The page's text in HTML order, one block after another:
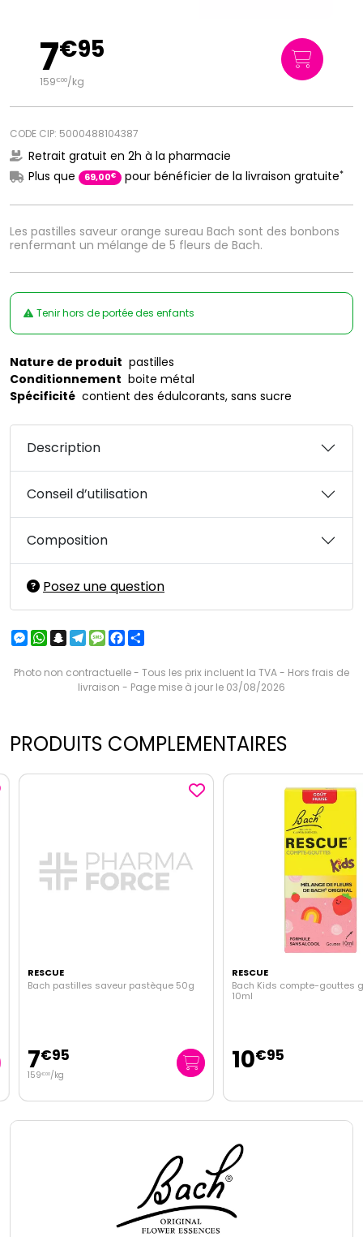
Les pastilles saveur orange sureau Bach sont des bonbons
renfermant un mélange de 5 fleurs de Bach.
7€95
159€00/kg
CODE CIP: 5000488104387
Retrait gratuit en 2h à la pharmacie
Plus que
69,00€ pour bénéficier de la livraison gratuite*
Tenir hors de portée des enfants
Nature de produit pastilles
Conditionnement boite métal
Spécificité contient des édulcorants, sans sucre
Description
Conseil d’utilisation
Composition
Posez une question
Messenger
WhatsApp
Snapchat
Telegram
MessageFacebook
Photo non contractuelle - Tous les prix incluent la TVA - Hors frais de
livraison - Page mise à jour le 03/08/2026
PRODUITS COMPLEMENTAIRES
RESCUE
Bach pastilles saveur pastèque 50g
7€95
159 €00/kg
RESCUE
Bach Kids compte-gouttes
10ml
10€95